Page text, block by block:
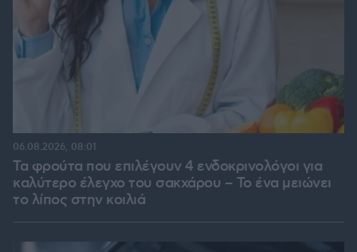
Τα φρούτα που επιλέγουν 4 ενδοκρινολόγοι για
καλύτερο έλεγχο του σακχάρου – Το ένα μειώνει
το λίπος στην κοιλιά
06.08.2026, 08:01